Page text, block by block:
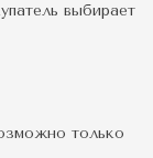
выбирает
только